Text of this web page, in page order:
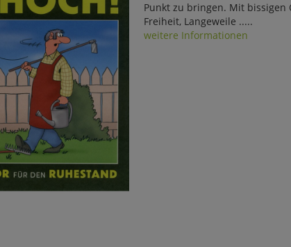
Punkt zu bringen. Mit
Freiheit, Langeweile .....
weitere Informationen